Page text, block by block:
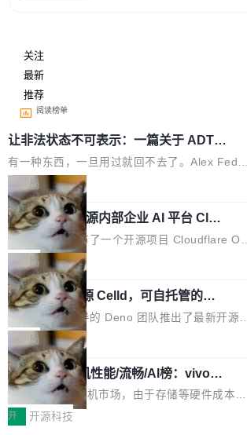
关注
最新
推荐
阅读榜单
让非法状态不可表示：一篇关于 ADT
的帖子在 Reddit 火了
有一种东西，一旦用过就回不去了。Alex Fedos
eev 管它叫"软件设计的基石"。 他说的东西不新
鲜——代数数据类型（ADT），尤其是和类型
（sum type）。但他说清楚了一件事：这不是类
型系统的学术体操，是日常编码的思维方式。 文
章从一个简单的例子切入。一个网站的深色主题
设置，如果用布尔值 + 可空字段来表示——bool
ean 表示是否可切换，nullable 的默认模式、浅
色方案、深色方案——会产生大量无意义的组
合。方案缺了、配置冲突了、全 null 了。要知道
哪些组合有效，作者说，你得靠"文档、校验、或
者部落知识"。 换个写法。Rust 的 enum，两个
变体：Switchable...
局
Cloudflare 开源内部企业 AI 平台 Clou
dflare OS
Cloudflare 发布了一个开源项目 Cloudflare O
S。如果你只看官方博客，你会觉得这是又一
个"AI 知识库 + 聊天机器人"——每个大厂都在
做，没什么新鲜的。 但 Kenton Varda 在 Twitte
r 上把事情说清楚了： 今天我们发布了 Cloudfla
re OS，一个带连接器的聊天机器人，跟其他所
有科技公司做的一样。只不过，实际上它不一
样。这是 Sandstorm.io 的重制版，我十年前的
那个创业公司。不同的是，这次它构建在 Cloudf
lare Workers 上——我花了九年时间搭建的平台
——并且深度集成了 AI。这基本上是我十年秘密
局
Deno 团队开源 Celld，可自托管的分
布式 Durable Objects
Ryan Dahl 领导的 Deno 团队推出了最新开源项
目 Celld，一个能在自己机器上运行 Cloudflare
Workers 和 Durable Objects 的守护进程。 设
计思路很直接：每个对象是一个独立的 SQLite
数据库，按名称寻址，复制到你自己的 S3 兼容
存储库里。节点之间只通过这个存储库协调——
局
鲁大师7月新机性能/流畅/AI榜：vivo夺
性能、流畅双第一，三星Galaxy Z系列
新折叠缺席
2026年7月的手机市场，由于存储等硬件成本暴
增，手机厂商的日子也不好过啊，新机速度明显
开 开源科技